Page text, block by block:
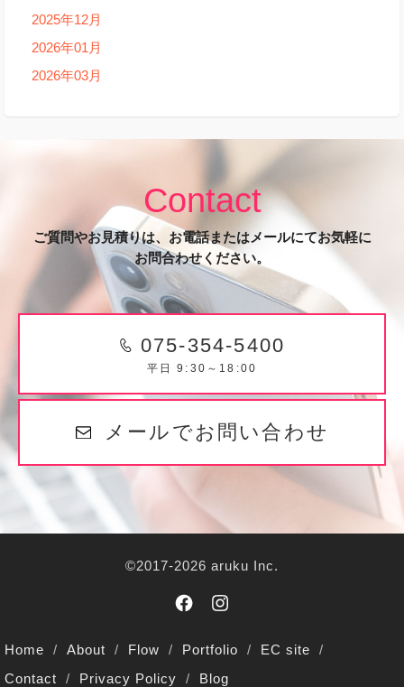
2025年12月
2026年01月
2026年03月
Contact
ご質問やお見積りは、お電話またはメールにてお気軽に
お問合わせください。
075-354-5400
平日 9:30～18:00
メールでお問い合わせ
©2017-2026 aruku Inc.
Home About Flow Portfolio
EC site
Contact
Privacy Policy Blog